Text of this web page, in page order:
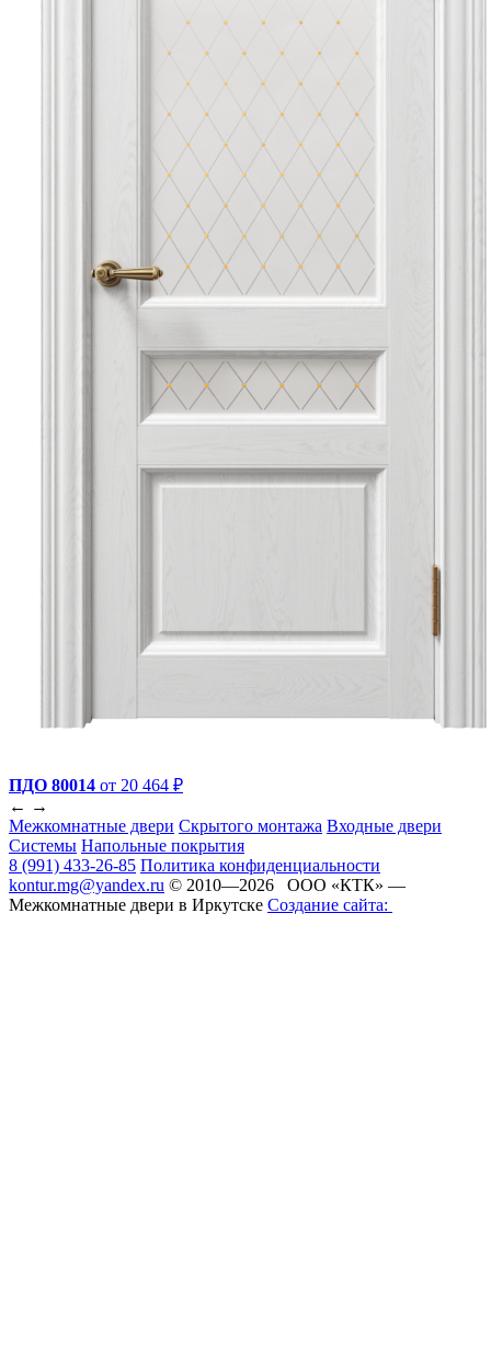
ПДО 80014 от 20 464 ₽
← →
Межкомнатные двери Скрытого монтажа Входные двери
Системы Напольные покрытия
8 (991) 433-26-85 Политика конфиденциальности
kontur.mg@yandex.ru © 2010—2026 ООО «КТК» —
Межкомнатные двери в Иркутске Создание сайта: